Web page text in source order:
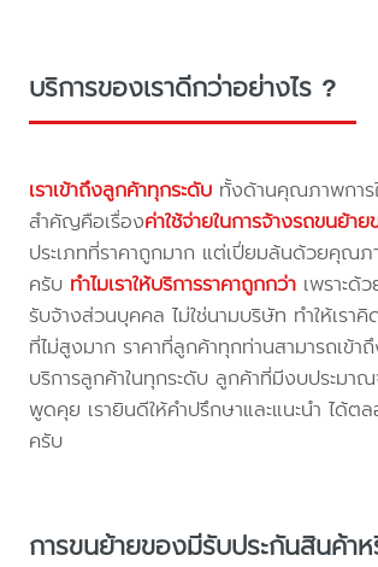
บริการของเราดีกว่าอย่างไร ?
เราเข้าถึงลูกค้าทุกระดับ ทั้งด้านคุณภาพการ
สำคัญคือเรื่องค่าใช้จ่ายในการจ้างรถขนย้า
ประเภทที่ราคาถูกมาก แต่เปี่ยมล้นด้วยคุณภ
ครับ ทำไมเราให้บริการราคาถูกกว่า เพราะด้
รับจ้างส่วนบุคคล ไม่ใช่นามบริษัท ทำให้เราคิ
ที่ไม่สูงมาก ราคาที่ลูกค้าทุกท่านสามารถเข้าถึ
บริการลูกค้าในทุกระดับ ลูกค้าที่มีงบประมา
พูดคุย เรายินดีให้คำปรึกษาและแนะนำ ได้ต
ครับ
การขนย้ายของมีรับประกันสินค้า